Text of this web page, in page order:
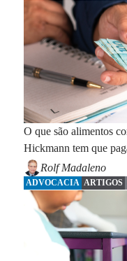
O que são alimentos
Hickmann tem que
Rolf Madaleno
ADVOCACIA ARTIGOS